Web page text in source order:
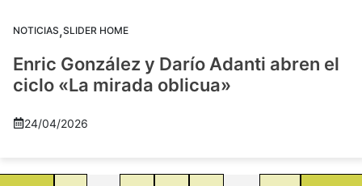
NOTICIAS,SLIDER HOME
Enric González y Darío Adanti abren el
ciclo «La mirada oblicua»
24/04/2026